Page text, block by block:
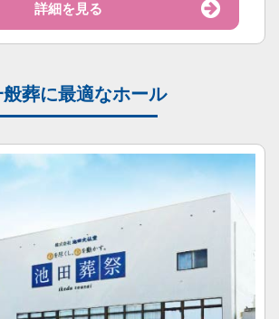
詳細を見る
般葬に最適なホール